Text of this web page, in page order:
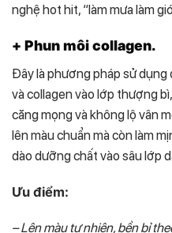
nghệ hot hit, “làm mưa làm
+ Phun môi collagen.
Đây là phương pháp sử
và collagen vào lớp thượng
căng mọng và không lộ vân
lên màu chuẩn mà còn làm
dào dưỡng chất vào sâu lớp
Ưu điểm:
– Lên màu tự nhiên, bền bỉ